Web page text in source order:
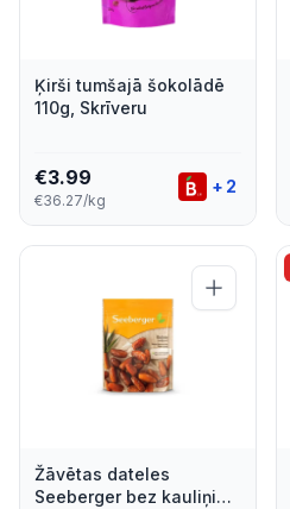
Ķirši tumšajā šokolādē
110g, Skrīveru
€3.99
€36.27/kg
+ 2
Žāvētas dateles
Seeberger bez kauliņiem